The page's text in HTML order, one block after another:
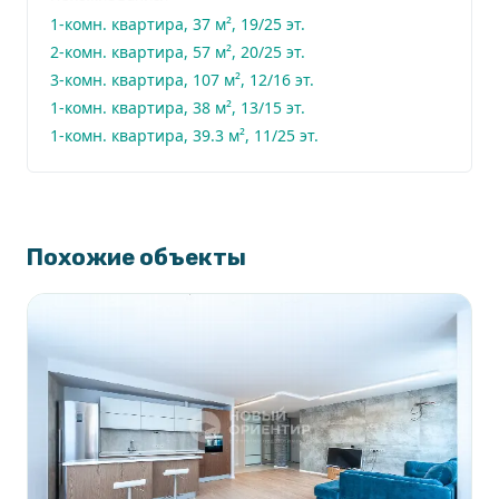
В самом жилом комплексе все необходимое для
комфортного проживания, продуктовый магазин,
салон красоты, ресторан и другие различные
Закрытый благоустроенный двор с игровой
Очень удобный консьерж сервис, от доставки
еды и химчистки, до вызова мастера на час
Круглосуточная охрана и видеонаблюдение по
всей территории дома
1-комн. квартира, 37 м², 19/25 эт.
2-комн. квартира, 57 м², 20/25 эт.
3-комн. квартира, 107 м², 12/16 эт.
1-комн. квартира, 38 м², 13/15 эт.
1-комн. квартира, 39.3 м², 11/25 эт.
Похожие объекты